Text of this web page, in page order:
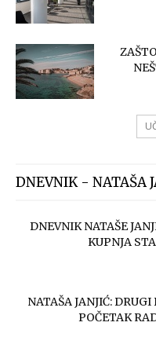
DNEVNIK - NATAŠA
DNEVNIK NATAŠE
KUPNJA
NATAŠA JANJIĆ:
POČETAK